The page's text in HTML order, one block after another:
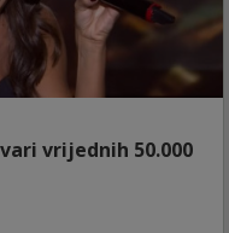
vrijednih 50.000